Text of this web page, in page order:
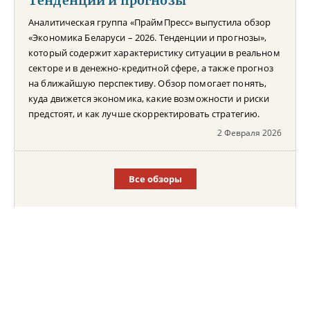
Аналитическая группа «ПраймПресс» выпустила обзор
«Экономика Беларуси – 2026. Тенденции и прогнозы»,
который содержит характеристику ситуации в реальном
секторе и в денежно-кредитной сфере, а также прогноз
на ближайшую перспективу. Обзор помогает понять,
куда движется экономика, какие возможности и риски
предстоят, и как лучше скорректировать стратегию.
2 Февраля 2026
Все обзоры